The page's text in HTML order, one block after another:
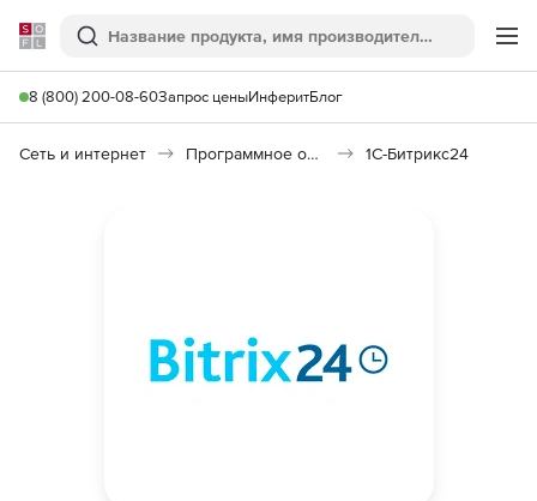
Softline
Поиск
8 (800) 200-08-60Запрос ценыИнферитБлог
Сеть и интернет Программное обеспечение для создания сайтов 1С-Битрикс24